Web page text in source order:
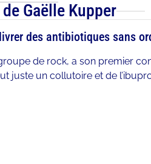
Gaëlle Kupper
des antibiotiques sans
de rock, a son premier
juste un collutoire et de